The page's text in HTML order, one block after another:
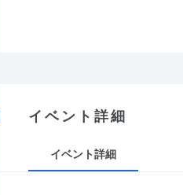
イベント詳細
イベント詳細